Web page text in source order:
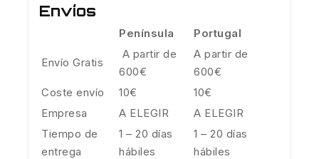
Envíos
Península Portugal
Envío Gratis
A partir de
600€
A partir de
600€
Coste envío
10€
10€
Empresa
A ELEGIR
A ELEGIR
Tiempo de
entrega
1 – 20 días
hábiles
1 – 20 días
hábiles